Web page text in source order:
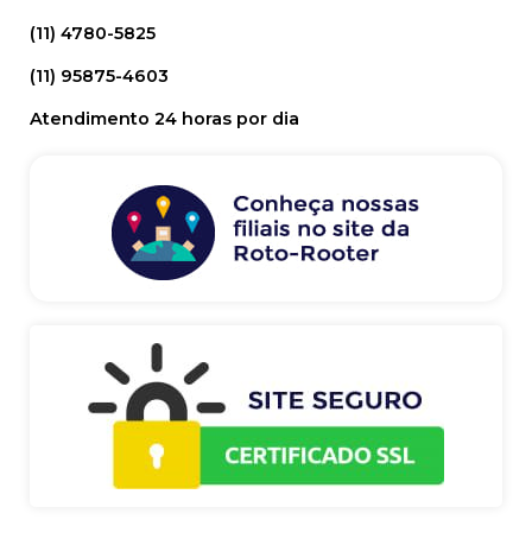
(11) 4780-5825
(11) 95875-4603
Atendimento 24 horas por dia